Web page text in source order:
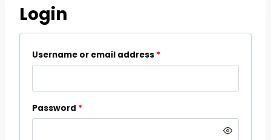
Login
Username or email address *
Password *